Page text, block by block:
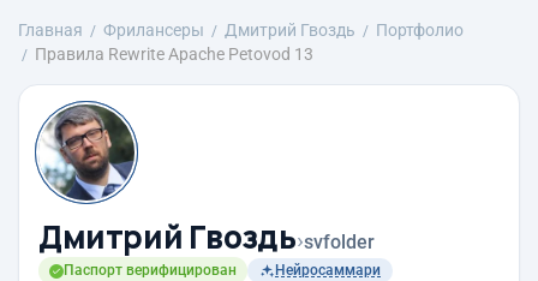
Главная Фрилансеры Дмитрий Гвоздь
Портфолио
Правила Rewrite Apache Petovod 13
Дмитрий Гвоздь›svfolder
Паспорт верифицирован Нейросаммари